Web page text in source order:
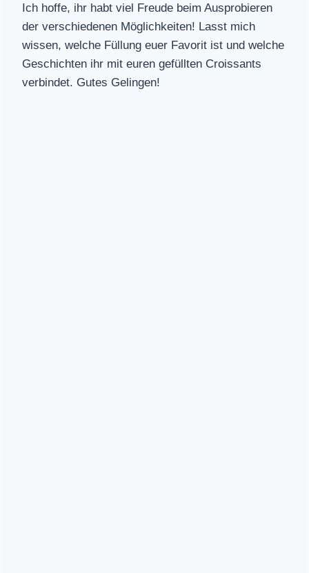
Ich hoffe, ihr habt viel Freude beim Ausprobieren
der verschiedenen Möglichkeiten! Lasst mich
wissen, welche Füllung euer Favorit ist und welche
Geschichten ihr mit euren gefüllten Croissants
verbindet. Gutes Gelingen!